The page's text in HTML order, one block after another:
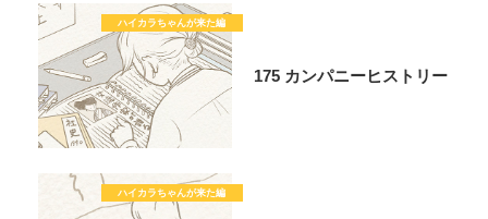
175 カンパニーヒストリー